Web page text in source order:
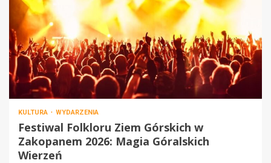
KULTURA WYDARZENIA
Festiwal Folkloru Ziem Górskich w
Zakopanem 2026: Magia Góralskich
Wierzeń